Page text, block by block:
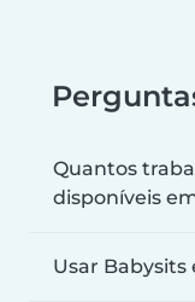
Quantos
disponíveis
Usar Babysits